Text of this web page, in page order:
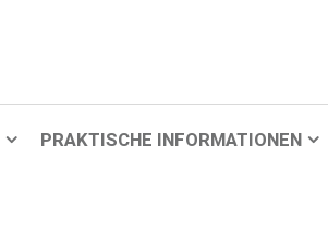
PRAKTISCHE INFORMATIONEN